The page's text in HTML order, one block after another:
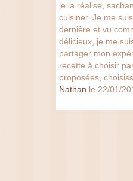
je la réalise,
cuisiner. Je me
dernière et vu
délicieux, je me
partager mon
recette à choisir
proposées,
Nathan le 22/01/